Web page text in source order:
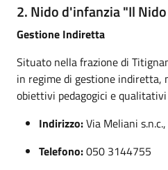
2. Nido d'infanzia "Il
Gestione Indiretta
Situato nella frazione di
in regime di gestione indiretta,
obiettivi pedagogici e
Indirizzo:Via Meliani
Telefono:050 3144755